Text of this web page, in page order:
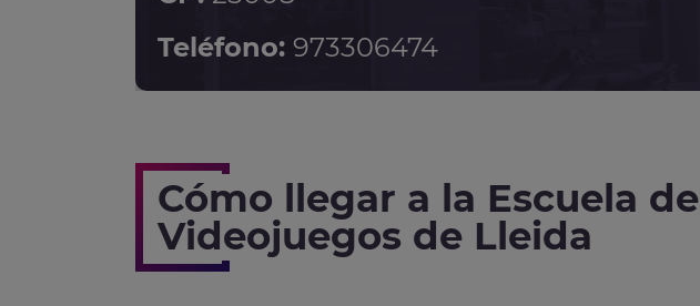
Teléfono: 973306474
Cómo llegar a la Escuela de
Videojuegos de Lleida